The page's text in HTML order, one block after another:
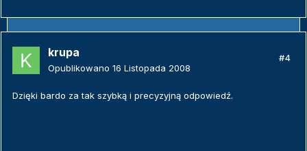
krupa
Opublikowano 16 Listopada 2008
#4
Dzięki bardo za tak szybką i precyzyjną odpowiedź.